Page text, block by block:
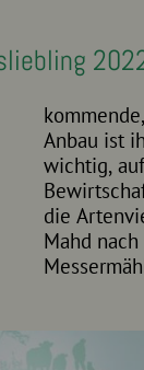
Anbau ist
wichtig,
die
Mahd